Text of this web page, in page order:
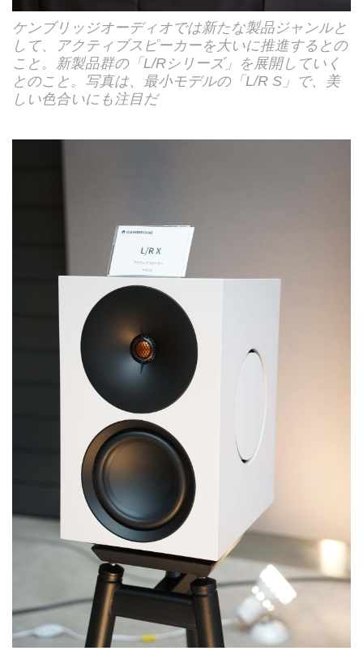
ケンブリッジオーディオでは新たな製品ジャンルと
して、アクティブスピーカーを大いに推進するとの
こと。新製品群の「L/Rシリーズ」を展開していく
とのこと。写真は、最小モデルの「L/R S」で、美
しい色合いにも注目だ